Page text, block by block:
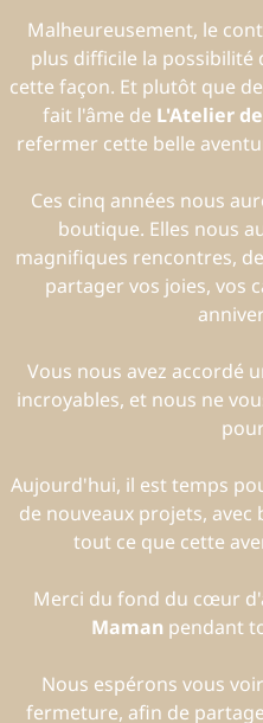
Malheureusement, le
plus difficile la
cette façon. Et plutôt que
fait l'âme de L'Atelier
refermer cette belle
Ces cinq années nous
boutique. Elles nous
magnifiques rencontres,
partager vos joies, vos
Vous nous avez accordé
incroyables, et nous ne
Aujourd'hui, il est temps
de nouveaux projets,
tout ce que cette
Merci du fond du cœur
Maman pendant
Nous espérons vous
fermeture, afin de